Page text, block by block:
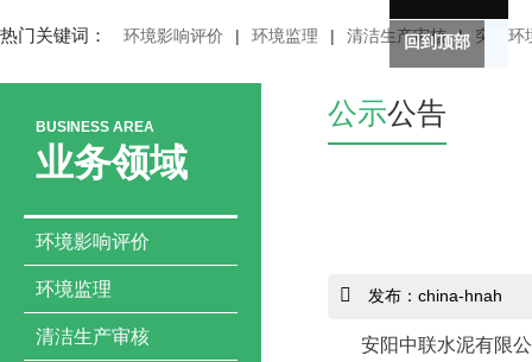
热门关键词： 环境影响评价 | 环境监理 | 清洁生产审核 | 突发环
BUSINESS AREA
业务领域
环境影响评价
环境监理
清洁生产审核
公示公告
发布：china-hnah
安阳中联水泥有限
回到顶部